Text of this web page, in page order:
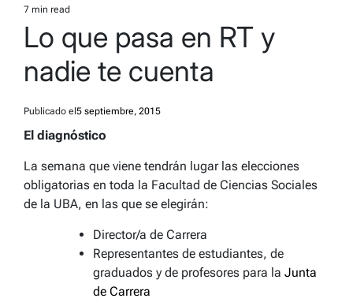
IN
Estimated
read
time
7 min read
Lo que pasa en RT y
nadie te cuenta
Publicado el 5 septiembre, 2015
El diagnóstico
La semana que viene tendrán lugar las elecciones
obligatorias en toda la Facultad de Ciencias Sociales
de la UBA, en las que se elegirán:
Director/a de Carrera
Representantes de estudiantes, de
graduados y de profesores para la Junta
de Carrera